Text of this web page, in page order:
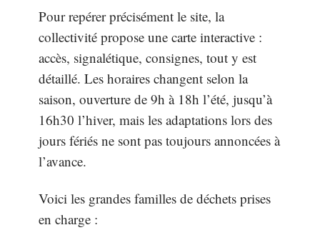
Pour repérer précisément le site, la
collectivité propose une carte interactive :
accès, signalétique, consignes, tout y est
détaillé. Les horaires changent selon la
saison, ouverture de 9h à 18h l’été, jusqu’à
16h30 l’hiver, mais les adaptations lors des
jours fériés ne sont pas toujours annoncées à
l’avance.
Voici les grandes familles de déchets prises
en charge :